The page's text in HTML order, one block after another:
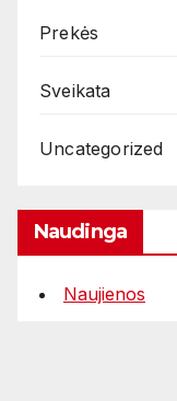
Prekės
Sveikata
Uncategorized
Naudinga
Naujienos